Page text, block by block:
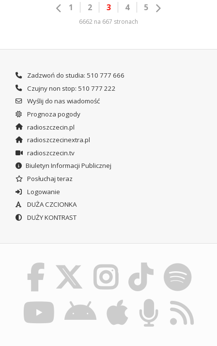
1 2 3 4 5
6662 na 667 stronach
Zadzwoń do studia: 510 777 666
Czujny non stop: 510 777 222
Wyślij do nas wiadomość
Prognoza pogody
radioszczecin.pl
radioszczecinextra.pl
radioszczecin.tv
Biuletyn Informacji Publicznej
Posłuchaj teraz
Logowanie
DUŻA CZCIONKA
DUŻY KONTRAST